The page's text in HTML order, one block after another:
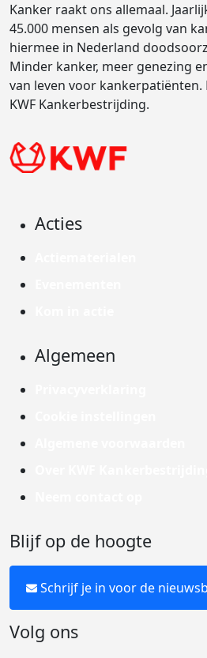
Kanker raakt ons allemaal.
45.000 mensen als gevolg van
hiermee in Nederland
Minder kanker, meer genezing
van leven voor kankerpatiënten.
KWF Kankerbestrijding.
Acties
Algemeen
Blijf op de hoogte
Schrijf je in voor de
Volg ons